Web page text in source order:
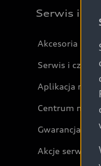
Serwis i
Akcesoria
Serwis i części
Aplikacja
Centrum
Gwarancja
Akcje